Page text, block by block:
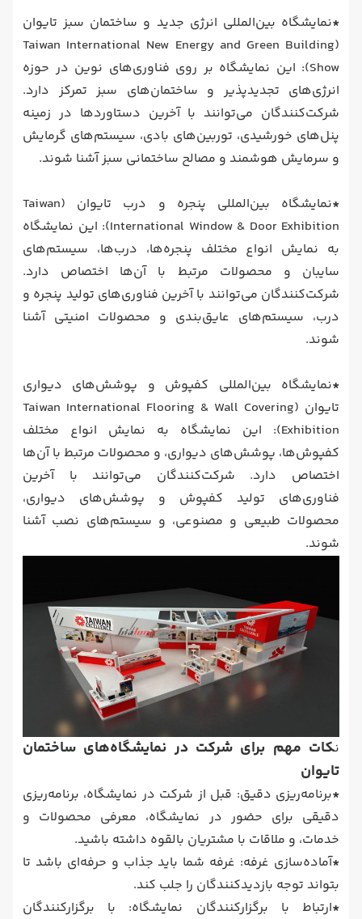
*نمایشگاه بین‌المللی انرژی جدید و ساختمان سبز تایوان
(Taiwan International New Energy and Green Building
Show): این نمایشگاه بر روی فناوری‌های نوین در حوزه
انرژی‌های تجدیدپذیر و ساختمان‌های سبز تمرکز دارد.
شرکت‌کنندگان می‌توانند با آخرین دستاوردها در زمینه
پنل‌های خورشیدی، توربین‌های بادی، سیستم‌های گرمایش
و سرمایش هوشمند و مصالح ساختمانی سبز آشنا شوند.
*
نمایشگاه بین‌المللی پنجره و درب تایوان (Taiwan
International Window & Door Exhibition): این نمایشگاه
به نمایش انواع مختلف پنجره‌ها، درب‌ها، سیستم‌های
سایبان و محصولات مرتبط با آن‌ها اختصاص دارد.
شرکت‌کنندگان می‌توانند با آخرین فناوری‌های تولید پنجره و
درب، سیستم‌های عایق‌بندی و محصولات امنیتی آشنا
شوند.
*نمایشگاه بین‌المللی کفپوش و پوشش‌های دیواری
تایوان (Taiwan International Flooring & Wall Covering
Exhibition): این نمایشگاه به نمایش انواع مختلف
کفپوش‌ها، پوشش‌های دیواری، و محصولات مرتبط با آن‌ها
اختصاص دارد. شرکت‌کنندگان می‌توانند با آخرین
فناوری‌های تولید کفپوش و پوشش‌های دیواری،
محصولات طبیعی و مصنوعی، و سیستم‌های نصب آشنا
شوند.
نکات مهم برای شرکت در نمایشگاه‌های ساختمان
تایوان
*برنامه‌ریزی دقیق: قبل از شرکت در نمایشگاه، برنامه‌ریزی
دقیقی برای حضور در نمایشگاه، معرفی محصولات و
خدمات، و ملاقات با مشتریان بالقوه داشته باشید.
*آماده‌سازی غرفه: غرفه شما باید جذاب و حرفه‌ای باشد تا
بتواند توجه بازدیدکنندگان را جلب کند.
*ارتباط با برگزارکنندگان نمایشگاه: با برگزارکنندگان